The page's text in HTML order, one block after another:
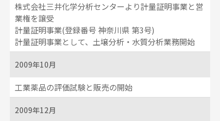
株式会社三井化学分析センターより計量証明事業と営
業権を譲受
計量証明事業(登録番号 神奈川県 第3号)
計量証明事業として、土壌分析・水質分析業務開始
2009年10月
工業薬品の評価試験と販売の開始
2009年12月